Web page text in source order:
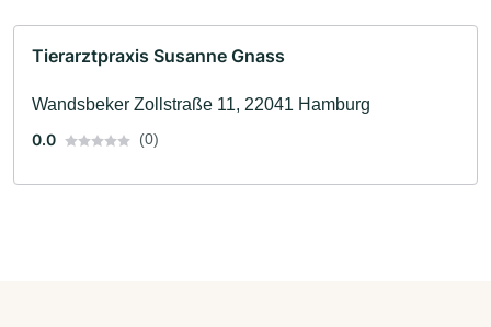
Tierarztpraxis Susanne Gnass
Wandsbeker Zollstraße 11, 22041 Hamburg
0.0
(0)